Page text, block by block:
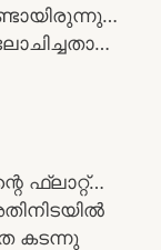
ഫ്ലാറ്റ്…
കടന്നു